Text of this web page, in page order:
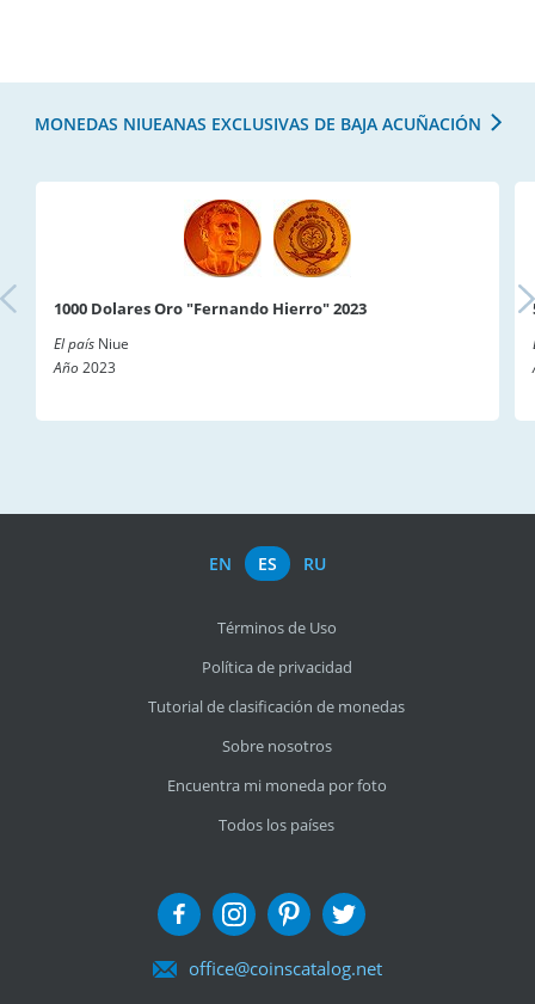
MONEDAS NIUEANAS EXCLUSIVAS DE BAJA ACUÑACIÓN
1000 Dolares Oro "Fernando Hierro" 2023
El país Niue
Año2023
EN ES RU
Términos de Uso
Política de privacidad
Tutorial de clasificación de monedas
Sobre nosotros
Encuentra mi moneda por foto
Todos los países
office@coinscatalog.net